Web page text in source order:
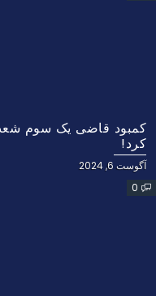
کمبود قاضی یک سوم شعب
کرد!
آگوست 6, 2024
0